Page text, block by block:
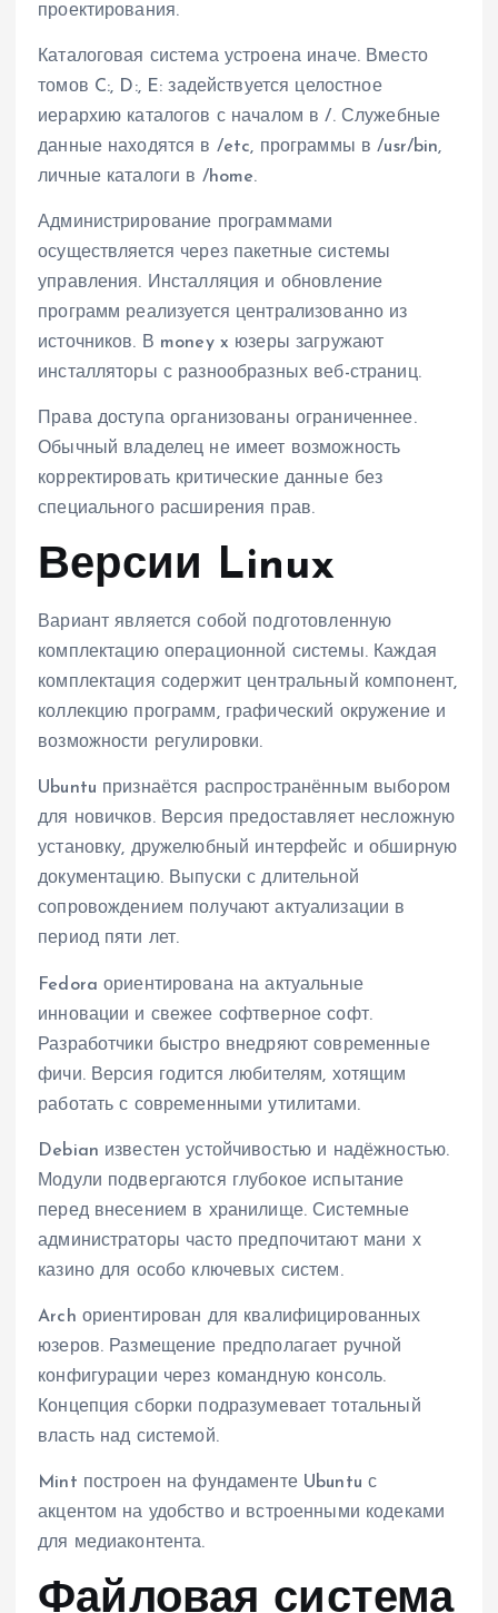
проектирования.
Каталоговая система устроена иначе. Вместо
томов C:, D:, E: задействуется целостное
иерархию каталогов с началом в /. Служебные
данные находятся в /etc, программы в /usr/bin,
личные каталоги в /home.
Администрирование программами
осуществляется через пакетные системы
управления. Инсталляция и обновление
программ реализуется централизованно из
источников. В money x юзеры загружают
инсталляторы с разнообразных веб-страниц.
Права доступа организованы ограниченнее.
Обычный владелец не имеет возможность
корректировать критические данные без
специального расширения прав.
Версии Linux
Вариант является собой подготовленную
комплектацию операционной системы. Каждая
комплектация содержит центральный компонент,
коллекцию программ, графический окружение и
возможности регулировки.
Ubuntu признаётся распространённым выбором
для новичков. Версия предоставляет несложную
установку, дружелюбный интерфейс и обширную
документацию. Выпуски с длительной
сопровождением получают актуализации в
период пяти лет.
Fedora ориентирована на актуальные
инновации и свежее софтверное софт.
Разработчики быстро внедряют современные
фичи. Версия годится любителям, хотящим
работать с современными утилитами.
Debian известен устойчивостью и надёжностью.
Модули подвергаются глубокое испытание
перед внесением в хранилище. Системные
администраторы часто предпочитают мани х
казино для особо ключевых систем.
Arch ориентирован для квалифицированных
юзеров. Размещение предполагает ручной
конфигурации через командную консоль.
Концепция сборки подразумевает тотальный
власть над системой.
Mint построен на фундаменте Ubuntu с
акцентом на удобство и встроенными кодеками
для медиаконтента.
Файловая система